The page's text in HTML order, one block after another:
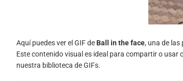
Aquí puedes ver el GIF de Ball in the face, una de las
Este contenido visual es ideal para compartir o usar
nuestra biblioteca de GIFs.